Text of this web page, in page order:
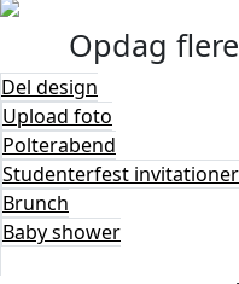
Opdag flere
Del design
Upload foto
Polterabend
Studenterfest invitationer
Brunch
Baby shower